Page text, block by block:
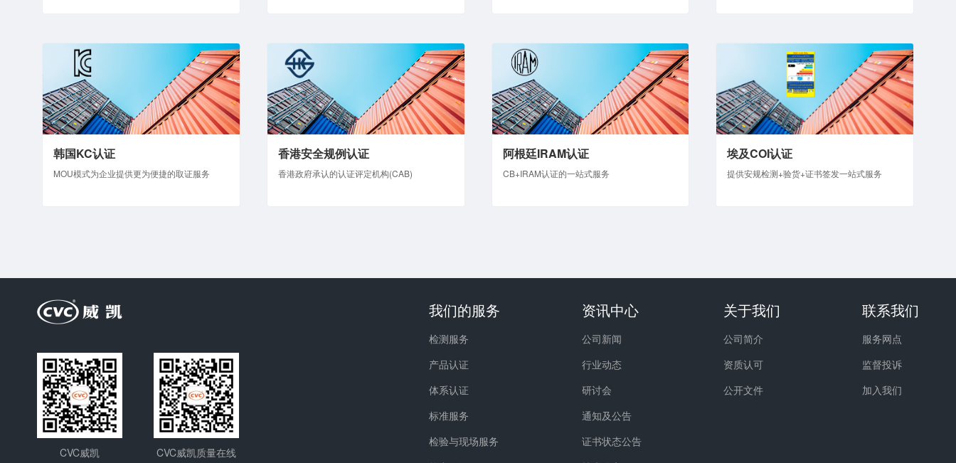
韩国KC认证
MOU模式为企业提供更为便捷的取证服务
香港安全规例认证
香港政府承认的认证评定机构(CAB)
阿根廷IRAM认证
CB+IRAM认证的一站式服务
埃及COI认证
提供安规检测+验货+证书签发一站式服务
CVC威凯 CVC威凯质量在线
我们的服务
检测服务
产品认证
体系认证
标准服务
检验与现场服务
资讯中心
公司新闻
行业动态
研讨会
通知及公告
证书状态公告
关于我们
公司简介
资质认可
公开文件
联系我们
服务网点
监督投诉
加入我们